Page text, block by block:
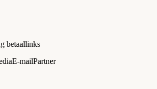
betaallinks
E-mailPartner